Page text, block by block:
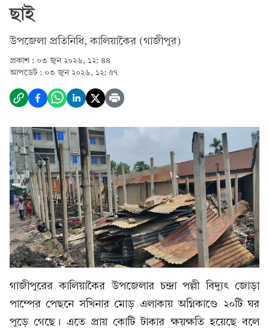
ছাই
উপজেলা প্রতিনিধি, কালিয়াকৈর (গাজীপুর)
প্রকাশ : ০৩ জুন ২০২৬, ১২: ৪৪
আপডেট : ০৩ জুন ২০২৬, ১২: ৫৭
গাজীপুরের কালিয়াকৈর উপজেলার চন্দ্রা পল্লী বিদ্যুৎ জোড়া
পাম্পের পেছনে সখিনার মোড় এলাকায় অগ্নিকাণ্ডে ২০টি ঘর
পুড়ে গেছে। এতে প্রায় কোটি টাকার ক্ষয়ক্ষতি হয়েছে বলে